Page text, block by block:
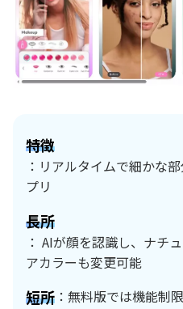
特徴
：リアルタイムで細かな
プリ
長所
： AIが顔を認識し、ナチ
アカラーも変更可能
短所 ：無料版では機能制